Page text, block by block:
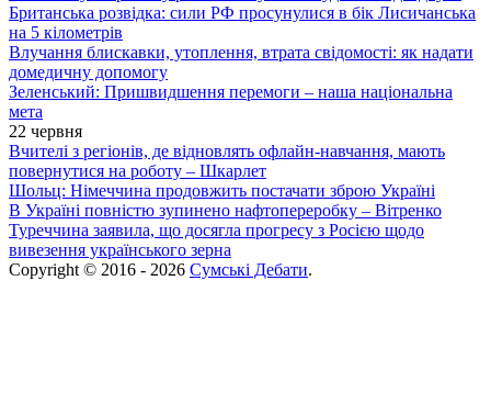
Британська розвідка: сили РФ просунулися в бік Лисичанська
на 5 кілометрів
Влучання блискавки, утоплення, втрата свідомості: як надати
домедичну допомогу
Зеленський: Пришвидшення перемоги – наша національна
мета
22 червня
Вчителі з регіонів, де відновлять офлайн-навчання, мають
повернутися на роботу – Шкарлет
Шольц: Німеччина продовжить постачати зброю Україні
В Україні повністю зупинено нафтопереробку – Вітренко
Туреччина заявила, що досягла прогресу з Росією щодо
вивезення українського зерна
Copyright © 2016 - 2026 Сумські Дебати.